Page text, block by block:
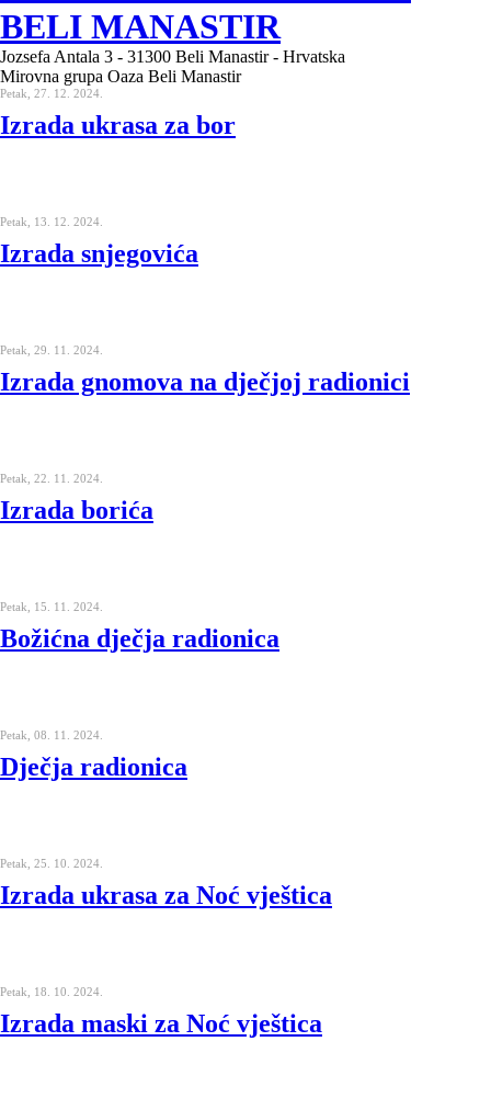
BELI MANASTIR
Jozsefa Antala 3 - 31300 Beli Manastir - Hrvatska
Mirovna grupa Oaza Beli Manastir
Petak, 27. 12. 2024.
Izrada ukrasa za bor
Petak, 13. 12. 2024.
Izrada snjegovića
Petak, 29. 11. 2024.
Izrada gnomova na dječjoj radionici
Petak, 22. 11. 2024.
Izrada borića
Petak, 15. 11. 2024.
Božićna dječja radionica
Petak, 08. 11. 2024.
Dječja radionica
Petak, 25. 10. 2024.
Izrada ukrasa za Noć vještica
Petak, 18. 10. 2024.
Izrada maski za Noć vještica